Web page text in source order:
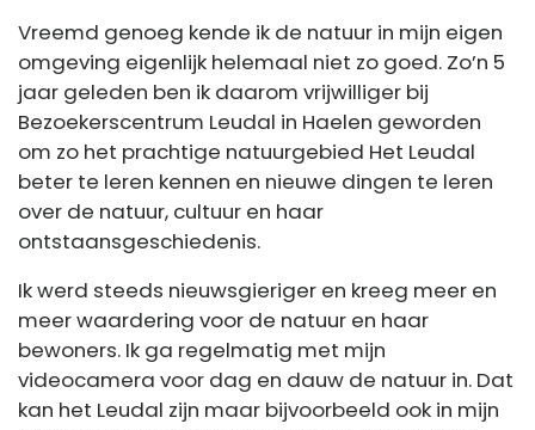
Vreemd genoeg kende ik de natuur in mijn eigen
omgeving eigenlijk helemaal niet zo goed. Zo’n 5
jaar geleden ben ik daarom vrijwilliger bij
Bezoekerscentrum Leudal in Haelen geworden
om zo het prachtige natuurgebied Het Leudal
beter te leren kennen en nieuwe dingen te leren
over de natuur, cultuur en haar
ontstaansgeschiedenis.
Ik werd steeds nieuwsgieriger en kreeg meer en
meer waardering voor de natuur en haar
bewoners. Ik ga regelmatig met mijn
videocamera voor dag en dauw de natuur in. Dat
kan het Leudal zijn maar bijvoorbeeld ook in mijn